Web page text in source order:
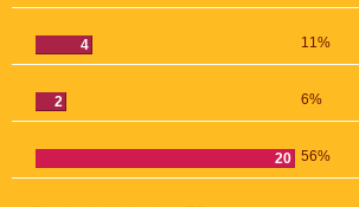
4
11%
2
6%
20 56%